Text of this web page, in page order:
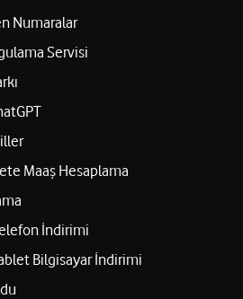
Numaralar
Servisi
Maaş Hesaplama
İndirimi
Bilgisayar İndirimi